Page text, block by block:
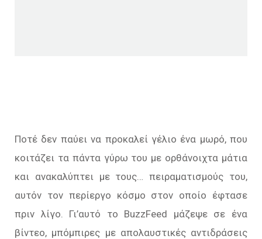
Ποτέ δεν παύει να προκαλεί γέλιο ένα μωρό, που
κοιτάζει τα πάντα γύρω του με ορθάνοιχτα μάτια
και ανακαλύπτει με τους… πειραματισμούς του,
αυτόν τον περίεργο κόσμο στον οποίο έφτασε
πριν λίγο. Γι’αυτό το BuzzFeed μάζεψε σε ένα
βίντεο, μπόμπιρες με απολαυστικές αντιδράσεις